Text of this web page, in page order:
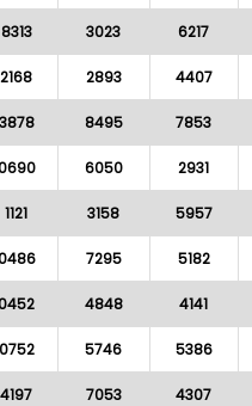
8313 3023 6217
2168 2893 4407
3878 8495 7853
6050 2931
1121 3158 5957
7295 5182
4848 4141
0752 5746 5386
4197 7053 4307